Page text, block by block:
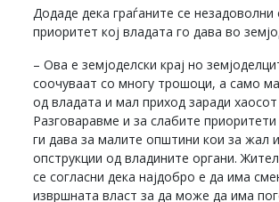
Додаде дека граѓаните се незадоволни
приоритет кој владата го дава во
– Ова е земјоделски крај но
соочуваат со многу трошоци, а само
од владата и мал приход заради хаосот
Разговаравме и за слабите
ги дава за малите општини кои за жал
опструкции од владините органи.
се согласни дека најдобро е да има
извршната власт за да може да има